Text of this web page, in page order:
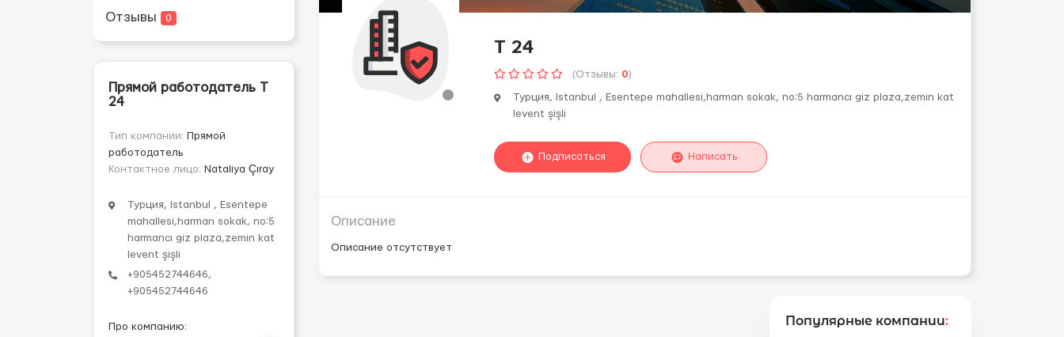
Отзывы 0
Прямой работодатель Т
24
Тип компании: Прямой
работодатель
Контактное лицо: Nataliya Çıray
Турция, Istanbul , Esentepe
mahallesi,harman sokak, no:5
harmancı giz plaza,zemin kat
levent şişli
+905452744646,
+905452744646
Про компанию:
Т 24
(Отзывы: 0)
Турция, Istanbul , Esentepe mahallesi,harman sokak, no:5 harmancı giz plaza,zemin kat
levent şişli
Подписаться Написать
Описание
Описание отсутствует
Популярные компании: